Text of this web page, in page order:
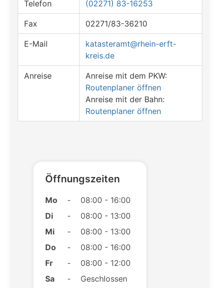
Telefon (02271) 83-16253
Fax 02271/83-36210
E-Mail
katasteramt@rhein-erft-
kreis.de
Anreise
Anreise mit dem PKW:
Routenplaner öffnen
Anreise mit der Bahn:
Routenplaner öffnen
Öffnungszeiten
Mo -
08:00 - 16:00
Di
-
08:00 - 13:00
Mi
-
08:00 - 13:00
Do
-
08:00 - 16:00
Fr
-
08:00 - 12:00
Sa
-
Geschlossen